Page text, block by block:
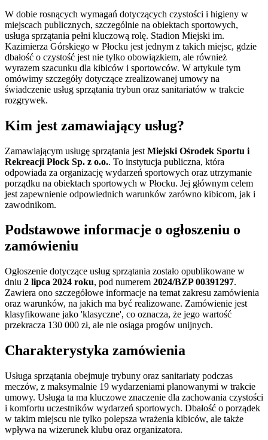
W dobie rosnących wymagań dotyczących czystości i higieny w
miejscach publicznych, szczególnie na obiektach sportowych,
usługa sprzątania pełni kluczową rolę. Stadion Miejski im.
Kazimierza Górskiego w Płocku jest jednym z takich miejsc, gdzie
dbałość o czystość jest nie tylko obowiązkiem, ale również
wyrazem szacunku dla kibiców i sportowców. W artykule tym
omówimy szczegóły dotyczące zrealizowanej umowy na
świadczenie usług sprzątania trybun oraz sanitariatów w trakcie
rozgrywek.
Kim jest zamawiający usług?
Zamawiającym usługę sprzątania jest Miejski Ośrodek Sportu i
Rekreacji Płock Sp. z o.o.. To instytucja publiczna, która
odpowiada za organizację wydarzeń sportowych oraz utrzymanie
porządku na obiektach sportowych w Płocku. Jej głównym celem
jest zapewnienie odpowiednich warunków zarówno kibicom, jak i
zawodnikom.
Podstawowe informacje o ogłoszeniu o
zamówieniu
Ogłoszenie dotyczące usług sprzątania zostało opublikowane w
dniu 2 lipca 2024 roku, pod numerem 2024/BZP 00391297.
Zawiera ono szczegółowe informacje na temat zakresu zamówienia
oraz warunków, na jakich ma być realizowane. Zamówienie jest
klasyfikowane jako 'klasyczne', co oznacza, że jego wartość
przekracza 130 000 zł, ale nie osiąga progów unijnych.
Charakterystyka zamówienia
Usługa sprzątania obejmuje trybuny oraz sanitariaty podczas
meczów, z maksymalnie 19 wydarzeniami planowanymi w trakcie
umowy. Usługa ta ma kluczowe znaczenie dla zachowania czystości
i komfortu uczestników wydarzeń sportowych. Dbałość o porządek
w takim miejscu nie tylko polepsza wrażenia kibiców, ale także
wpływa na wizerunek klubu oraz organizatora.